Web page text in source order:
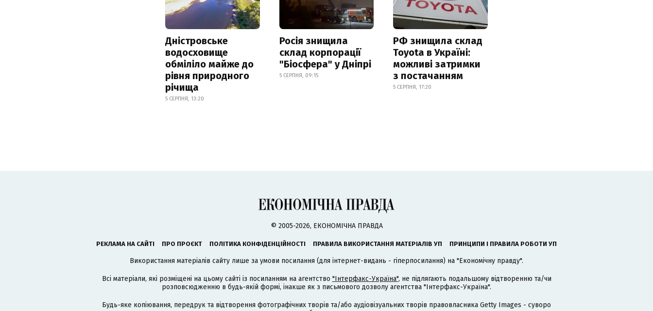
Дністровське
водосховище
обміліло майже до
рівня природного
річища
5 СЕРПНЯ, 13:20
Росія знищила
склад корпорації
"Біосфера" у Дніпрі
5 СЕРПНЯ, 09:15
РФ знищила склад
Toyota в Україні:
можливі затримки
з постачанням
5 СЕРПНЯ, 17:20
© 2005-2026, ЕКОНОМІЧНА ПРАВДА
РЕКЛАМА НА САЙТІ ПРО ПРОЄКТ ПОЛІТИКА КОНФІДЕНЦІЙНОСТІ ПРАВИЛА ВИКОРИСТАННЯ МАТЕРІАЛІВ УП ПРИНЦИПИ І ПРАВИЛА РОБОТИ УП
Використання матеріалів сайту лише за умови посилання (для інтернет-видань - гіперпосилання) на "Економічну правду".
Всі матеріали, які розміщені на цьому сайті із посиланням на агентство "Інтерфакс-Україна", не підлягають подальшому відтворенню та/чи
розповсюдженню в будь-якій формі, інакше як з письмового дозволу агентства "Інтерфакс-Україна".
Будь-яке копіювання, передрук та відтворення фотографічних творів та/або аудіовізуальних творів правовласника Getty Images - суворо